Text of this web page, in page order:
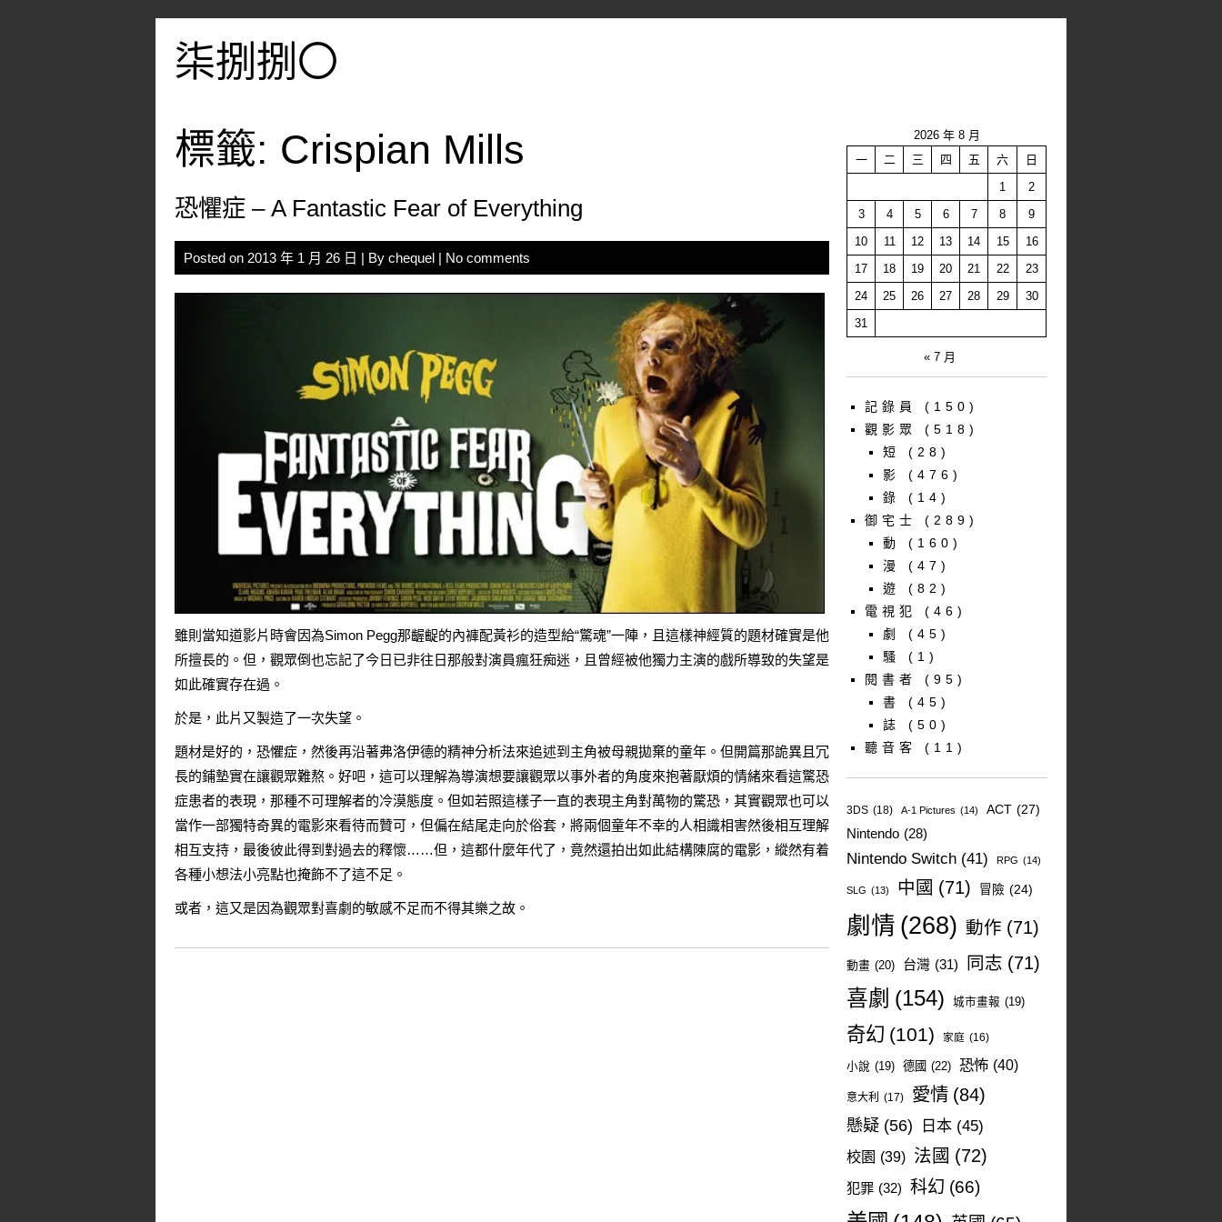
柒捌捌〇
標籤: Crispian Mills
恐懼症 – A Fantastic Fear of Everything
Posted on 2013 年 1 月 26 日 | By chequel | No comments
雖則當知道影片時會因為Simon Pegg那齷齪的內褲配黃衫的造型給“驚魂”一陣，且這樣神經質的題材確實是他
所擅長的。但，觀眾倒也忘記了今日已非往日那般對演員瘋狂痴迷，且曾經被他獨力主演的戲所導致的失望是
如此確實存在過。
於是，此片又製造了一次失望。
題材是好的，恐懼症，然後再沿著弗洛伊德的精神分析法來追述到主角被母親拋棄的童年。但開篇那詭異且冗
長的鋪墊實在讓觀眾難熬。好吧，這可以理解為導演想要讓觀眾以事外者的角度來抱著厭煩的情緒來看這驚恐
症患者的表現，那種不可理解者的冷漠態度。但如若照這樣子一直的表現主角對萬物的驚恐，其實觀眾也可以
當作一部獨特奇異的電影來看待而贊可，但偏在結尾走向於俗套，將兩個童年不幸的人相識相害然後相互理解
相互支持，最後彼此得到對過去的釋懷……但，這都什麼年代了，竟然還拍出如此結構陳腐的電影，縱然有着
各種小想法小亮點也掩飾不了這不足。
或者，這又是因為觀眾對喜劇的敏感不足而不得其樂之故。
2026 年 8 月
一
二 三 四 五 六
日
1
2
3
4 5 6 7 8
9
10
11 12 13 14 15
16
17
18 19 20 21 22
23
24
25 26 27 28 29
30
31
« 7 月
記錄員
(150)
觀影眾
(518)
短
(28)
影
(476)
錄
(14)
御宅士
(289)
動
(160)
漫
(47)
遊
(82)
電視犯
(46)
劇
(45)
騷
(1)
閱書者
(95)
書
(45)
誌
(50)
聽音客
(11)
3DS (18) A-1 Pictures (14) ACT (27)
Nintendo (28)
Nintendo Switch (41) RPG (14)
SLG (13) 中國 (71) 冒險 (24)
劇情 (268) 動作 (71)
動畫 (20) 台灣 (31) 同志 (71)
喜劇 (154) 城市畫報 (19)
奇幻 (101) 家庭 (16)
小說 (19) 德國 (22) 恐怖 (40)
意大利 (17) 愛情 (84)
懸疑 (56) 日本 (45)
校園 (39) 法國 (72)
犯罪 (32) 科幻 (66)